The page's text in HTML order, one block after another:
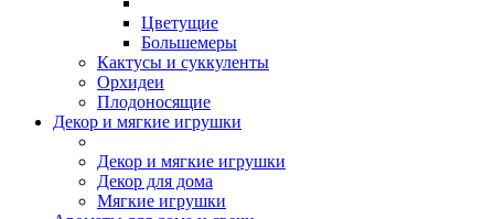
Цветущие
Большемеры
Кактусы и суккуленты
Орхидеи
Плодоносящие
Декор и мягкие игрушки
Декор и мягкие игрушки
Декор для дома
Мягкие игрушки